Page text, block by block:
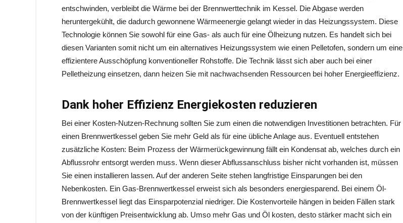
entschwinden, verbleibt die Wärme bei der Brennwerttechnik im Kessel. Die Abgase werden
heruntergekühlt, die dadurch gewonnene Wärmeenergie gelangt wieder in das Heizungssystem. Diese
Technologie können Sie sowohl für eine Gas- als auch für eine Ölheizung nutzen. Es handelt sich bei
diesen Varianten somit nicht um ein alternatives Heizungssystem wie einen Pelletofen, sondern um eine
effizientere Ausschöpfung konventioneller Rohstoffe. Die Technik lässt sich aber auch bei einer
Pelletheizung einsetzen, dann heizen Sie mit nachwachsenden Ressourcen bei hoher Energieeffizienz.
Dank hoher Effizienz Energiekosten reduzieren
Bei einer Kosten-Nutzen-Rechnung sollten Sie zum einen die notwendigen Investitionen betrachten. Für
einen Brennwertkessel geben Sie mehr Geld als für eine übliche Anlage aus. Eventuell entstehen
zusätzliche Kosten: Beim Prozess der Wärmerückgewinnung fällt ein Kondensat ab, welches durch ein
Abflussrohr entsorgt werden muss. Wenn dieser Abflussanschluss bisher nicht vorhanden ist, müssen
Sie einen installieren lassen. Auf der anderen Seite stehen langfristige Einsparungen bei den
Nebenkosten. Ein Gas-Brennwertkessel erweist sich als besonders energiesparend. Bei einem Öl-
Brennwertkessel liegt das Einsparpotenzial niedriger. Die Kostenvorteile hängen in beiden Fällen stark
von der künftigen Preisentwicklung ab. Umso mehr Gas und Öl kosten, desto stärker macht sich ein